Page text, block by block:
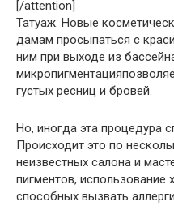
[/attention]
Татуаж. Новые
дамам просыпаться с
ним при выходе из
густых ресниц и бровей.
Но, иногда эта процедура
Происходит это по
неизвестных салона и
пигментов, использование
способных вызвать